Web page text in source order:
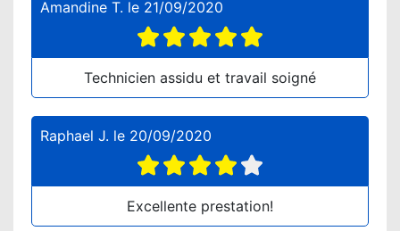
Amandine T. le 21/09/2020
Technicien assidu et travail soigné
Raphael J. le 20/09/2020
Excellente prestation!